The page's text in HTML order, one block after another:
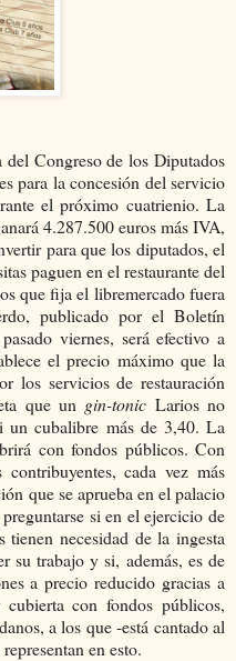
Congreso de los Diputados
para la concesión del servicio
el próximo cuatrienio. La
4.287.500 euros más IVA,
para que los diputados, el
paguen en el restaurante del
que fija el libremercado fuera
publicado por el Boletín
viernes, será efectivo a
el precio máximo que la
los servicios de restauración
que un gin-tonic Larios no
un cubalibre más de 3,40. La
con fondos públicos. Con
cada vez más
que se aprueba en el palacio
si en el ejercicio de
tienen necesidad de la ingesta
su trabajo y si, además, es de
a precio reducido gracias a
con fondos públicos,
a los que -está cantado al
en esto.